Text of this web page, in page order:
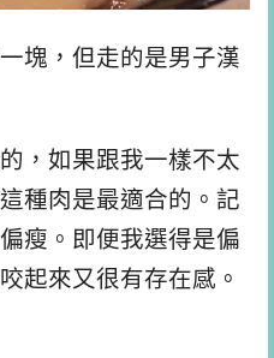
塊，但走的是男子漢
，如果跟我一樣不太
種肉是最適合的。記
瘦。即便我選得是偏
起來又很有存在感。